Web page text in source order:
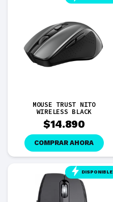
MOUSE TRUST NITO
WIRELESS BLACK
$14.890
COMPRAR AHORA
DISPONIBLE